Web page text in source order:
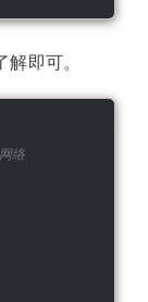
解即可。
络